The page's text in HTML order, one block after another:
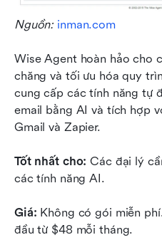
Nguồn: inman.com
Wise Agent hoàn hảo cho
chăng và tối ưu hóa quy
cung cấp các tính năng tự
email bằng AI và tích hợp
Gmail và Zapier.
Tốt nhất cho: Các đại lý
các tính năng AI.
Giá: Không có gói miễn
đầu từ $48 mỗi tháng.